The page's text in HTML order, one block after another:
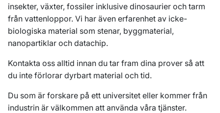
insekter, växter, fossiler inklusive dinosaurier och tarm
från vattenloppor. Vi har även erfarenhet av icke-
biologiska material som stenar, byggmaterial,
nanopartiklar och datachip.
Kontakta oss alltid innan du tar fram dina prover så att
du inte förlorar dyrbart material och tid.
Du som är forskare på ett universitet eller kommer från
industrin är välkommen att använda våra tjänster.